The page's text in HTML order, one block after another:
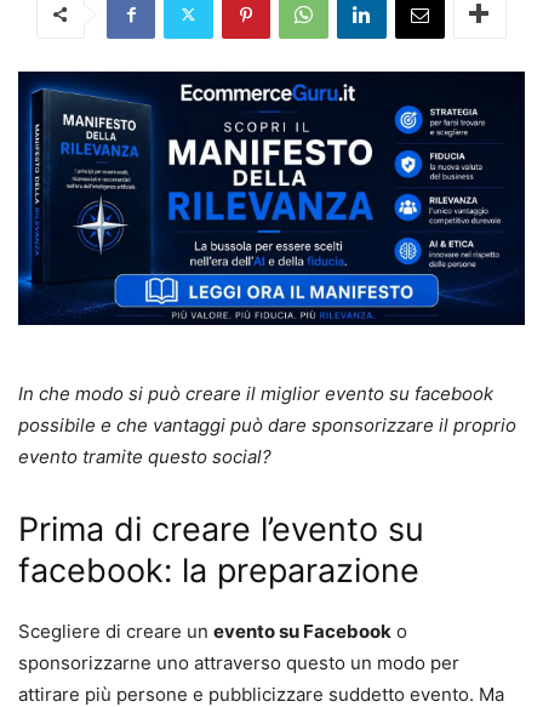
In che modo si può creare il miglior evento su facebook
possibile e che vantaggi può dare sponsorizzare il proprio
evento tramite questo social?
Prima di creare l’evento su
facebook: la preparazione
Scegliere di creare un evento su Facebook o
sponsorizzarne uno attraverso questo un modo per
attirare più persone e pubblicizzare suddetto evento. Ma